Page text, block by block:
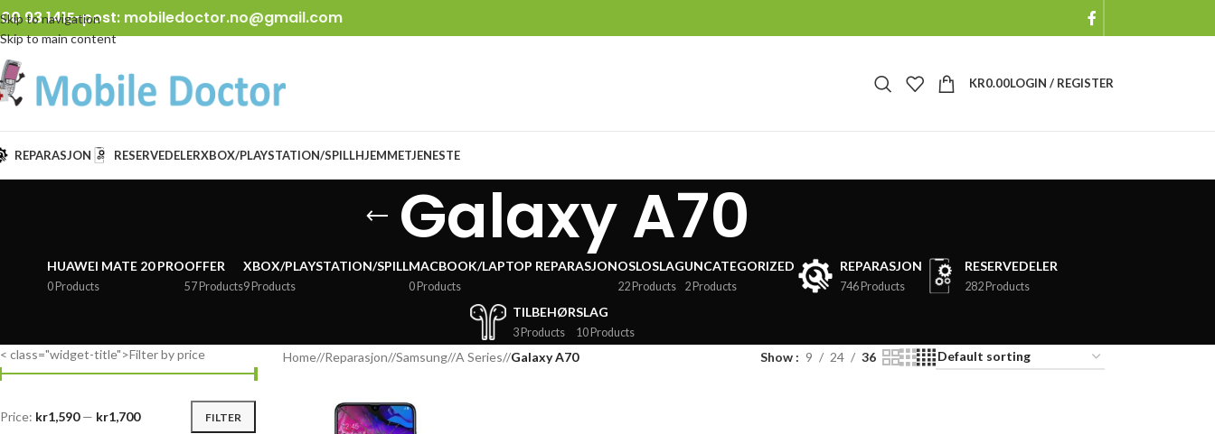
Skip to navigation
Skip to main content
93 141E-post: mobiledoctor.no@gmail.com
KR0.00LOGIN / REGISTER
REPARASJON RESERVEDELERXBOX/PLAYSTATION/SPILLHJEMMETJENESTE
Galaxy A70
HUAWEI MATE 20 PRO
0 Products
OFFER
57 Products
XBOX/PLAYSTATION/SPILL
9 Products
MACBOOK/LAPTOP REPARASJON
0 Products
OSLOSLAG
22 Products
UNCATEGORIZED
2 Products
REPARASJON
746 Products
RESERVEDELER
282 Products
TILBEHØR
3 Products
SLAG
10 Products
< class="widget-title">Filter by price
FILTER
Price: kr1,590— kr1,700
Home/ Reparasjon/ Samsung/ A Series/ Galaxy A70 Show 9 24 36